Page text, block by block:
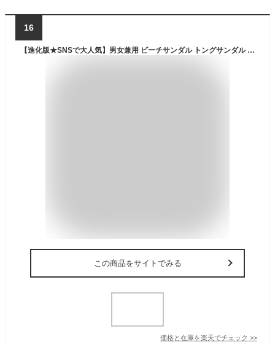
16
【進化版★SNSで大人気】男女兼用 ビーチサンダル トングサンダル メンズ レディース シンプル 軽量 EVA素材 厚底 歩きやすい 楽チン 痛くない 疲れない 履きやすい 滑り止め カジュアルシューズ アウトドア 夏用 かっこいい おしゃれ 可愛い 女の子ブランド
この商品をサイトでみる
価格と在庫を楽天でチェック >>